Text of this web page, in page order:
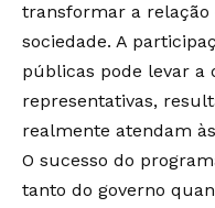
transformar a relação
sociedade. A
públicas pode levar a
representativas,
realmente atendam
O sucesso do
tanto do governo